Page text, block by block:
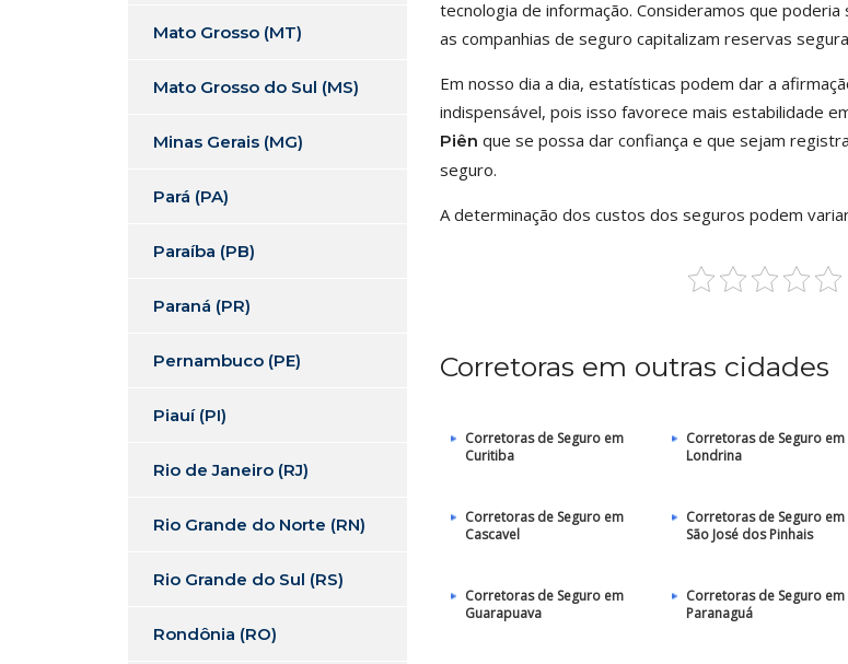
tecnologia de informação. Consideramos que
as companhias de seguro capitalizam reservas
Em nosso dia a dia, estatísticas podem dar a
indispensável, pois isso favorece mais estabilidade
Piên que se possa dar confiança e que sejam
seguro.
A determinação dos custos dos seguros podem
Corretoras em outras cidades
Corretoras de Seguro em
Curitiba
Corretoras de Seguro em
Londrina
Corretoras de Seguro em
Cascavel
Corretoras de Seguro em
São José dos Pinhais
Corretoras de Seguro em
Guarapuava
Corretoras de Seguro em
Paranaguá
Mato Grosso (MT)
Mato Grosso do Sul (MS)
Minas Gerais (MG)
Pará (PA)
Paraíba (PB)
Paraná (PR)
Pernambuco (PE)
Piauí (PI)
Rio de Janeiro (RJ)
Rio Grande do Norte (RN)
Rio Grande do Sul (RS)
Rondônia (RO)